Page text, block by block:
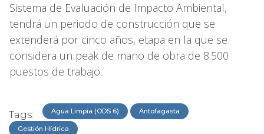
Sistema de Evaluación de Impacto Ambiental,
tendrá un periodo de construcción que se
extenderá por cinco años, etapa en la que se
considera un peak de mano de obra de 8.500
puestos de trabajo.
Tags: Agua Limpia (ODS 6) Antofagasta
Gestión Hídrica